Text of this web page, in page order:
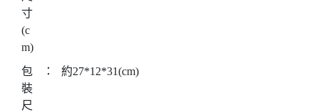
寸
(c
m)
包
裝
尺
： 約27*12*31(cm)